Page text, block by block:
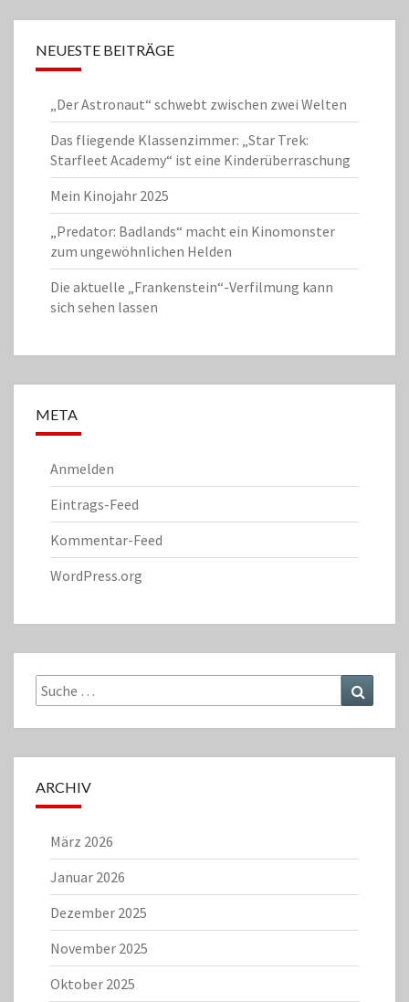
NEUESTE BEITRÄGE
„Der Astronaut“ schwebt zwischen zwei Welten
Das fliegende Klassenzimmer: „Star Trek:
Starfleet Academy“ ist eine Kinderüberraschung
Mein Kinojahr 2025
„Predator: Badlands“ macht ein Kinomonster
zum ungewöhnlichen Helden
Die aktuelle „Frankenstein“-Verfilmung kann
sich sehen lassen
META
Anmelden
Eintrags-Feed
Kommentar-Feed
WordPress.org
Suche
nach:
ARCHIV
März 2026
Januar 2026
Dezember 2025
November 2025
Oktober 2025